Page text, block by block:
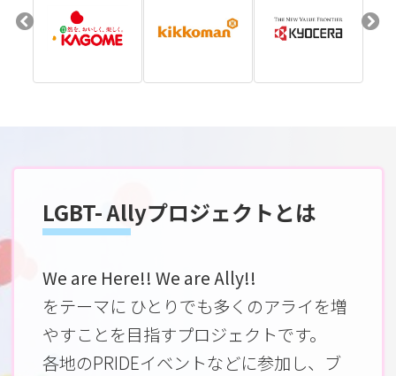
LGBT- Allyプロジェクトとは
We are Here!! We are Ally!!
をテーマに ひとりでも多くのアライを増
やすことを目指すプロジェクトです。
各地のPRIDEイベントなどに参加し、ブ